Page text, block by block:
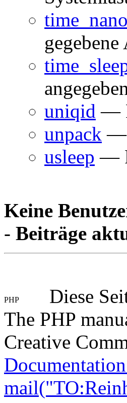
uniqid —
unpack —
usleep —
Keine
- Beiträge
Diese
The PHP
Creative